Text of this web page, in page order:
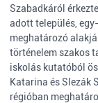
Szabadkáról
adott település,
meghatározó
történelem szakos
iskolás kutatóból
Katarina és Slezák
régióban